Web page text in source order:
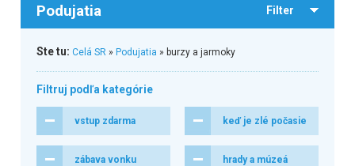
Podujatia Filter
Ste tu: Celá SR» Podujatia » burzy a jarmoky
Filtruj podľa kategórie
vstup zdarma keď je zlé počasie
zábava vonku hrady a múzeá